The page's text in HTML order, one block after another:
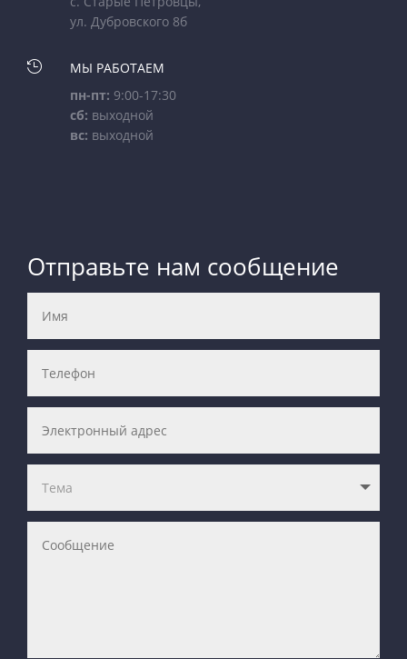
ул. Дубровского 8б

МЫ РАБОТАЕМ
пн-пт: 9:00-17:30
сб: выходной
вс: выходной
Отправьте нам сообщение